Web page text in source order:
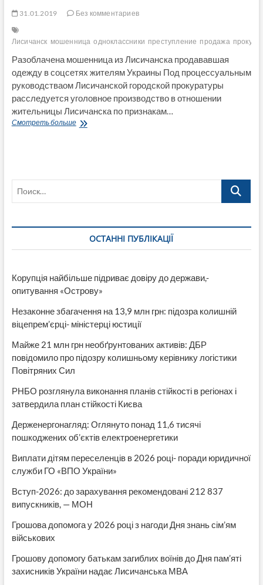
31.01.2019 Без комментариев
Лисичанск мошенница одноклассники преступление продажа
Разоблачена мошенница из Лисичанска продававшая
одежду в соцсетях жителям Украины Под процессуальным
руководстваом Лисичанской городской прокуратуры
расследуется уголовное производство в отношении
жительницы Лисичанска по признакам…
Смотреть большеРазоблачена
жителям
Поиск…
ОСТАННІ ПУБЛІКАЦІЇ
Корупція найбільше підриває довіру до держави,-
опитування «Острову»
Незаконне збагачення на 13,9 млн грн: підозра колишній
віцепрем’єрці- міністерці юстиції
Майже 21 млн грн необґрунтованих активів: ДБР
повідомило про підозру колишньому керівнику логістики
Повітряних Сил
РНБО розглянула виконання планів стійкості в регіонах і
затвердила план стійкості Києва
Держенергонагляд: Оглянуто понад 11,6 тисячі
пошкоджених об’єктів електроенергетики
Виплати дітям переселенців в 2026 році- поради юридичної
служби ГО «ВПО України»
Вступ-2026: до зарахування рекомендовані 212 837
випускників, — МОН
Грошова допомога у 2026 році з нагоди Дня знань сім’ям
військових
Грошову допомогу батькам загиблих воїнів до Дня пам’яті
захисників України надає Лисичанська МВА